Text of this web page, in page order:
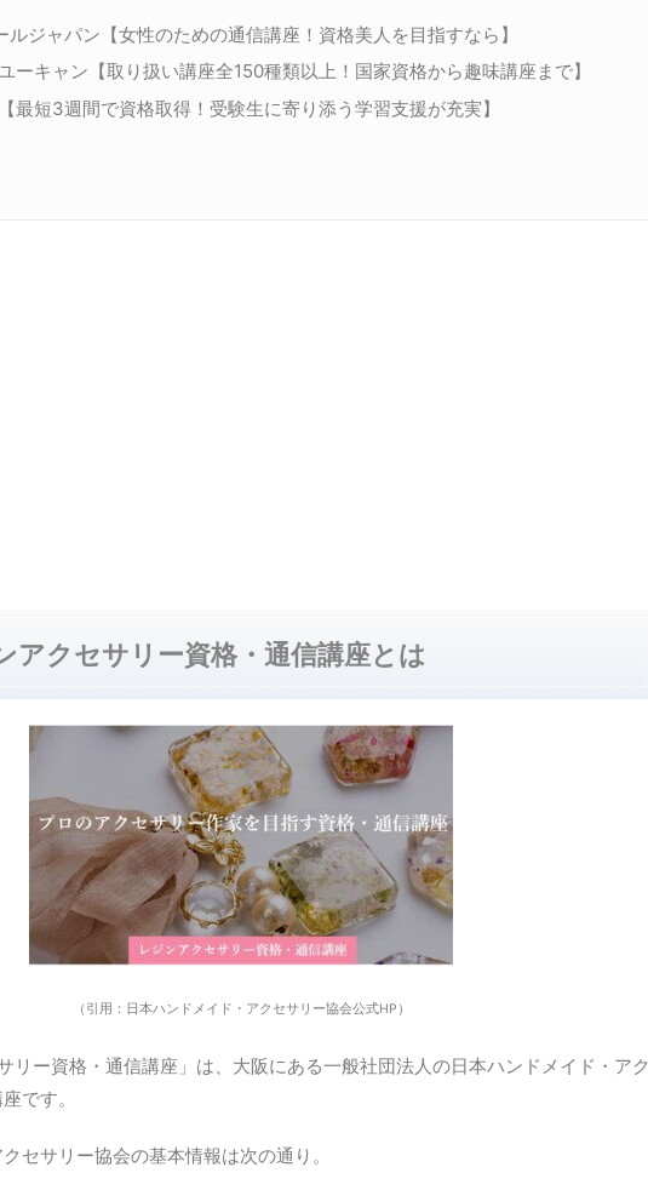
ルジャパン【女性のための通信講座！資格美人を目指すなら】
ーキャン【取り扱い講座全150種類以上！国家資格から趣味講座まで】
最短3週間で資格取得！受験生に寄り添う学習支援が充実】
アクセサリー資格・通信講座とは
（引用：日本ハンドメイド・アクセサリー協会公式HP）
リー資格・通信講座」は、大阪にある一般社団法人の日本ハンドメイド・アク
です。
セサリー協会の基本情報は次の通り。